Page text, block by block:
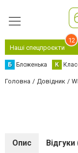
Наші спецпроєкти
12
Б Бложенька К
Головна Довідник
Опис Відгуки